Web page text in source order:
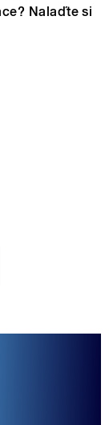
Nalaďte si